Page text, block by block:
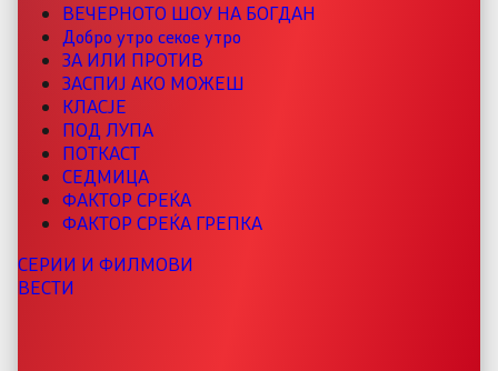
ВЕЧЕРНОТО ШОУ НА БОГДАН
Добро утро секое утро
ЗА ИЛИ ПРОТИВ
ЗАСПИЈ АКО МОЖЕШ
КЛАСЈЕ
ПОД ЛУПА
ПОТКАСТ
СЕДМИЦА
ФАКТОР СРЕЌА
ФАКТОР СРЕЌА ГРЕПКА
СЕРИИ И ФИЛМОВИ
ВЕСТИ